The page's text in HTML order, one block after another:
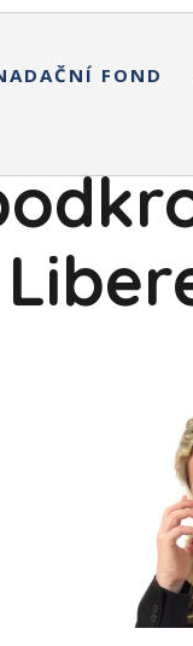
FOND